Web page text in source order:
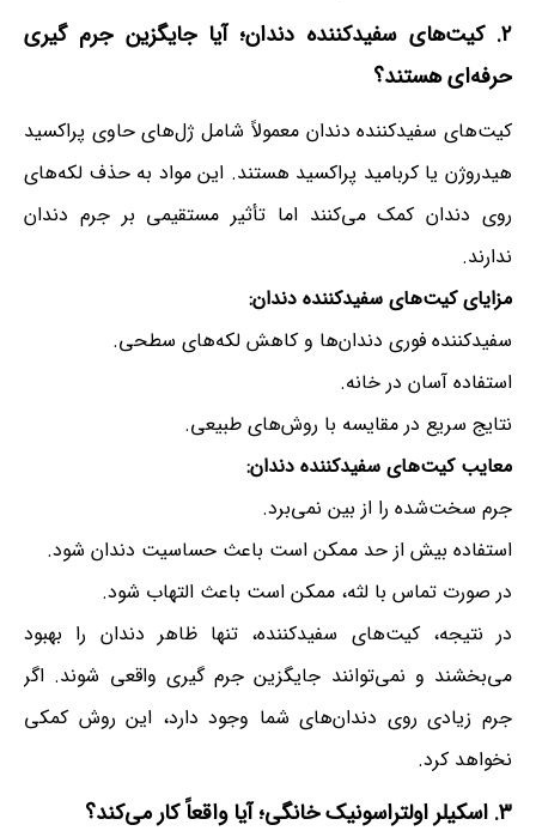
۲. کیت‌های سفیدکننده دندان؛ آیا جایگزین جرم گیری
حرفه‌ای هستند؟
کیت‌های سفیدکننده دندان معمولاً شامل ژل‌های حاوی پراکسید
هیدروژن یا کربامید پراکسید هستند. این مواد به حذف لکه‌های
روی دندان کمک می‌کنند اما تأثیر مستقیمی بر جرم دندان
ندارند.
مزایای کیت‌های سفیدکننده دندان:
سفیدکننده فوری دندان‌ها و کاهش لکه‌های سطحی.
استفاده آسان در خانه.
نتایج سریع در مقایسه با روش‌های طبیعی.
معایب کیت‌های سفیدکننده دندان:
جرم سخت‌شده را از بین نمی‌برد.
استفاده بیش از حد ممکن است باعث حساسیت دندان شود.
در صورت تماس با لثه، ممکن است باعث التهاب شود.
در نتیجه، کیت‌های سفیدکننده، تنها ظاهر دندان را بهبود
می‌بخشند و نمی‌توانند جایگزین جرم گیری واقعی شوند. اگر
جرم زیادی روی دندان‌های شما وجود دارد، این روش کمکی
نخواهد کرد.
۳. اسکیلر اولتراسونیک خانگی؛ آیا واقعاً کار می‌کند؟